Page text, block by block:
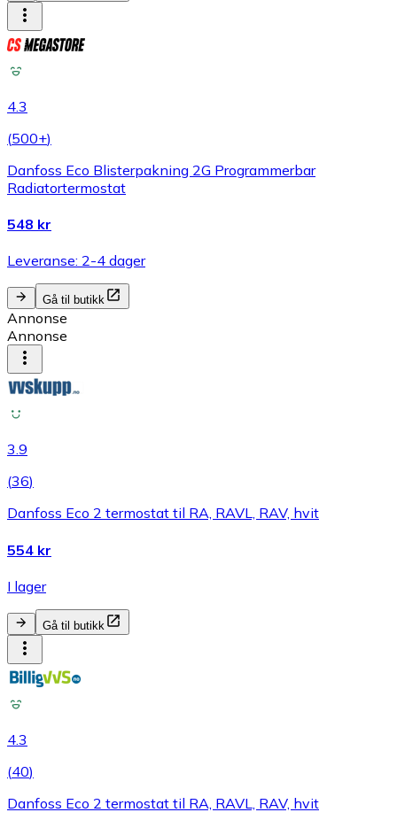
4.3
(500+)
Danfoss Eco Blisterpakning 2G Programmerbar
Radiatortermostat
548 kr
Leveranse: 2-4 dager
Gå til butikk
Annonse
Annonse
3.9
(36)
Danfoss Eco 2 termostat til RA, RAVL, RAV, hvit
554 kr
I lager
Gå til butikk
4.3
(40)
Danfoss Eco 2 termostat til RA, RAVL, RAV, hvit